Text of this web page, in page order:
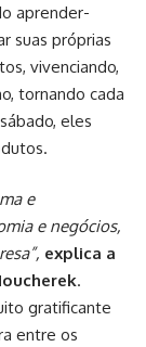
aprender-
suas próprias
vivenciando,
tornando cada
eles
e
e negócios,
explica a
.
gratificante
entre os